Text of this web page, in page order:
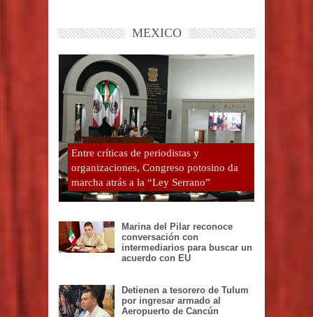
MEXICO
Entre críticas de periodistas y
organizaciones, Congreso potosino da
marcha atrás a la “Ley Serrano”
Marina del Pilar reconoce
conversación con
intermediarios para buscar un
acuerdo con EU
Detienen a tesorero de Tulum
por ingresar armado al
Aeropuerto de Cancún